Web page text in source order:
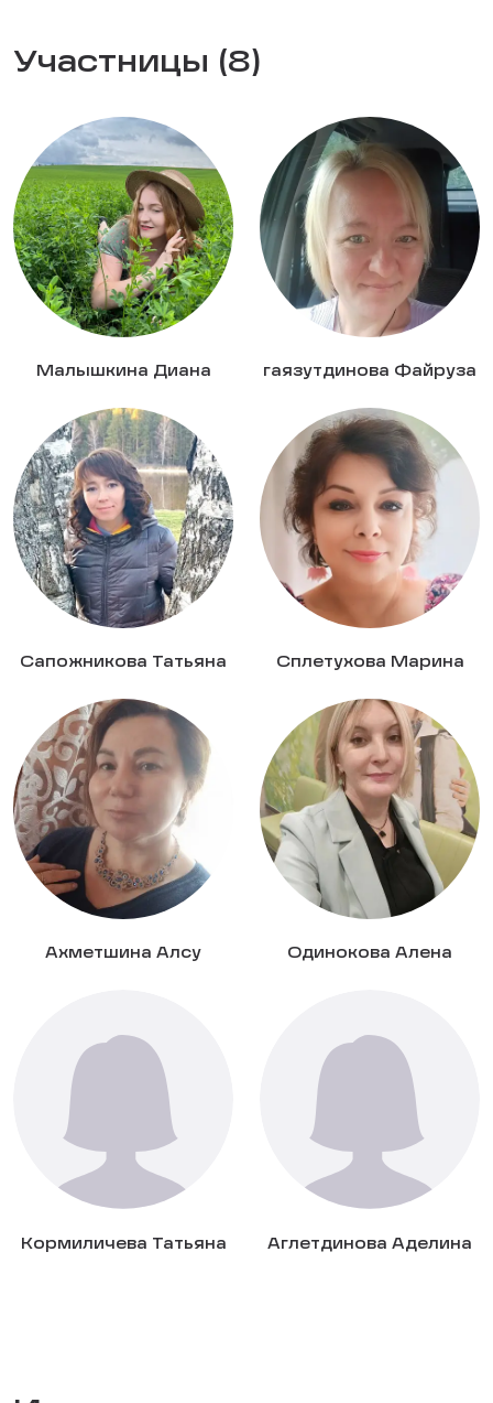
Участницы (8)
Малышкина Диана гаязутдинова Файруза
Сапожникова Татьяна Сплетухова Марина
Ахметшина Алсу Одинокова Алена
Кормиличева Татьяна Аглетдинова Аделина